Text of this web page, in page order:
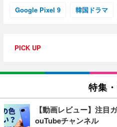
Google Pixel 9 韓国ドラマ
PICK UP
特集
【動画レビュー】注目
ouTubeチャンネル